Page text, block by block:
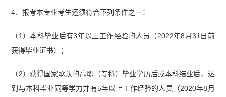
4．报考本专业考生还须符合下列条件之一：
（1）本科毕业后有3年以上工作经验的人员（2022年8月31日前
获得毕业证书）；
（2）获得国家承认的高职（专科）毕业学历后或本科结业后，达
到与本科毕业同等学力并有5年以上工作经验的人员（2020年8月